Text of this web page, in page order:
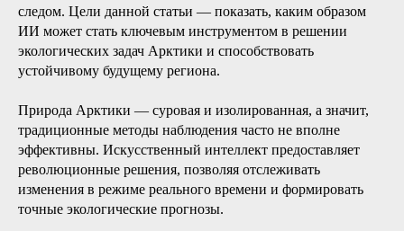
следом. Цели данной статьи — показать, каким образом
ИИ может стать ключевым инструментом в решении
экологических задач Арктики и способствовать
устойчивому будущему региона.
Природа Арктики — суровая и изолированная, а значит,
традиционные методы наблюдения часто не вполне
эффективны. Искусственный интеллект предоставляет
революционные решения, позволяя отслеживать
изменения в режиме реального времени и формировать
точные экологические прогнозы.